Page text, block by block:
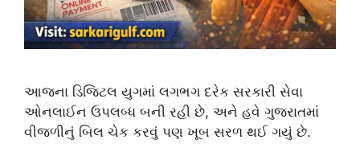
આજના ડિજિટલ યુગમાં લગભગ દરેક સરકારી સેવા
ઓનલાઈન ઉપલબ્ધ બની રહી છે, અને હવે ગુજરાતમાં
વીજળીનું બિલ ચેક કરવું પણ ખૂબ સરળ થઈ ગયું છે.